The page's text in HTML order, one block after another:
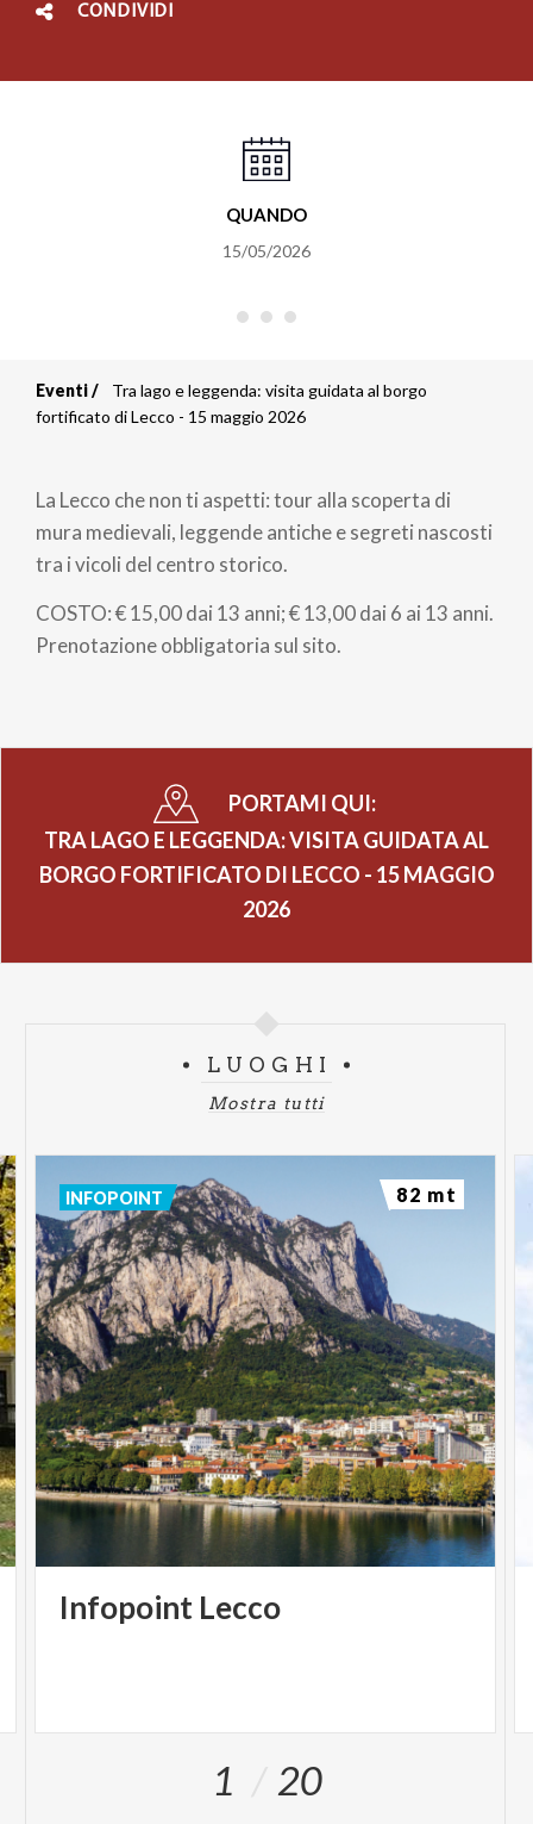
CONDIVIDI
QUANDO
15/05/2026
Briciole
pane
Eventi
Tra lago e leggenda: visita guidata al borgo
fortificato di Lecco - 15 maggio 2026
La Lecco che non ti aspetti: tour alla scoperta di
mura medievali, leggende antiche e segreti nascosti
tra i vicoli del centro storico.
COSTO: € 15,00 dai 13 anni; € 13,00 dai 6 ai 13 anni.
Prenotazione obbligatoria sul sito.
PORTAMI QUI:
TRA LAGO E LEGGENDA: VISITA GUIDATA AL
BORGO FORTIFICATO DI LECCO - 15 MAGGIO
2026
LUOGHI
Mostra tutti
Infopoint Lecco
INFOPOINT 82 mt
1 20